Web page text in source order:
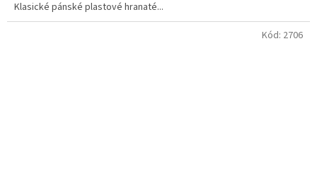
Klasické pánské plastové hranaté...
Kód: 2706